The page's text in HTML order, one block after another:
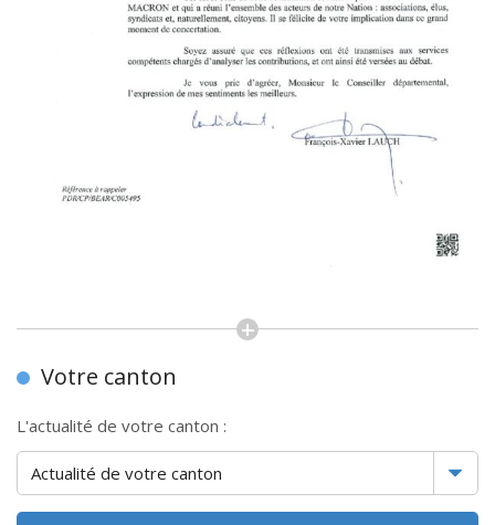
Votre canton
L'actualité de votre canton :